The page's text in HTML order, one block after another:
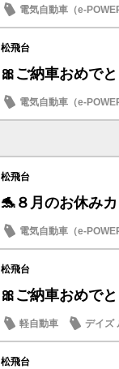
電気自動車（e-
松飛台
🎀ご納車おめで
電気自動車（e-
納車式
松飛台
🐬８月のお休み
電気自動車（e-
日産のお店
松飛台
🎀ご納車おめで
軽自動車 デイズ
松飛台